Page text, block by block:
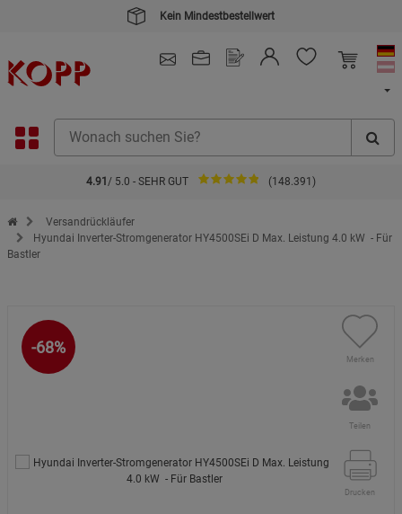
Kein Mindestbestellwert
4.91 / 5.0 - SEHR GUT (148.391)
Zur Startseite des Kopp Verlag Online-Shop
Versandrückläufer
Hyundai Inverter-Stromgenerator HY4500SEi D Max. Leistung 4.0 kW - Für
Bastler
-68%
Merken
Teilen
Drucken